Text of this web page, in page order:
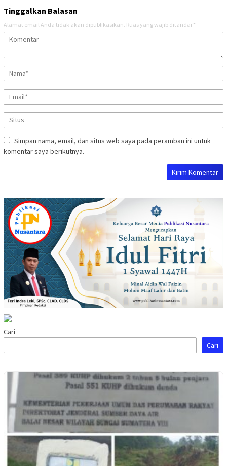
Tinggalkan Balasan
Alamat email Anda tidak akan dipublikasikan. Ruas yang wajib ditandai *
Simpan nama, email, dan situs web saya pada peramban ini untuk
komentar saya berikutnya.
Cari
Cari